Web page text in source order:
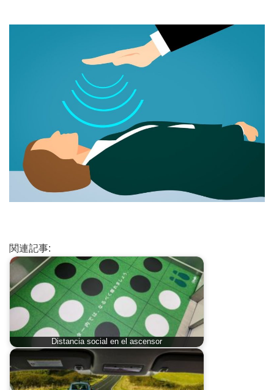
関連記事:
Distancia social en el ascensor